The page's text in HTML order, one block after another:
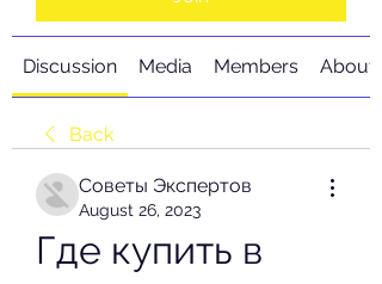
Discussion Media Members About
Back
Советы Экспертов
August 26, 2023
Где купить в